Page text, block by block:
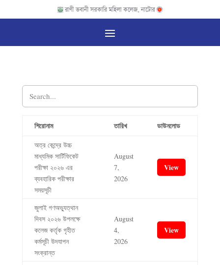
শিরোনাম তারিখ ডাউনলোড
অত্র কেন্দ্রে উচ্চ
মাধ্যমিক সার্টিফিকেট
পরীক্ষা ২০২৬ এর
ব্যবহারিক পরীক্ষার
সময়সূচী
August
7,
2026
View
জুলাই গণঅভ্যুত্থান
দিবস ২০২৬ উপলক্ষে
কলেজ কর্তৃক গৃহীত
কর্মসূচী উদযাপন
সংক্রান্ত
August
4,
2026
View